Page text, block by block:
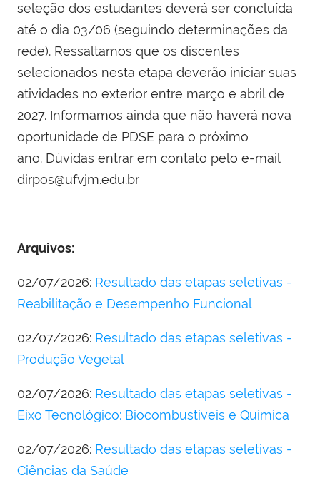
seleção dos estudantes deverá ser concluída
até o dia 03/06 (seguindo determinações da
rede). Ressaltamos que os discentes
selecionados nesta etapa deverão iniciar suas
atividades no exterior entre março e abril de
2027. Informamos ainda que não haverá nova
oportunidade de PDSE para o próximo
ano. Dúvidas entrar em contato pelo e-mail
dirpos@ufvjm.edu.br
Arquivos:
02/07/2026: Resultado das etapas seletivas -
Reabilitação e Desempenho Funcional
02/07/2026: Resultado das etapas seletivas -
Produção Vegetal
02/07/2026: Resultado das etapas seletivas -
Eixo Tecnológico: Biocombustíveis e Química
02/07/2026: Resultado das etapas seletivas -
Ciências da Saúde